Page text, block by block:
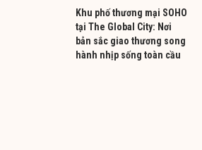
Khu phố thương mại SOHO
tại The Global City: Nơi
bản sắc giao thương song
hành nhịp sống toàn cầu